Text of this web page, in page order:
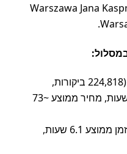
Warszawa Jana
FlixBus – דירוג 3.81/5 (224,818 ביקורות,
~98%), זמן ממוצע 5.8 שעות, מחיר ממוצע ~73
מפעיל #52053 (~1%), זמן ממוצע 6.1 שעות,